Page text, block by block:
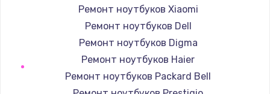
Ремонт платы питания
750 руб.
Заказать
Замена датчиков
Ремонт ноутбуков Xiaomi
Ремонт ноутбуков Dell
Ремонт ноутбуков Digma
Ремонт ноутбуков Haier
Ремонт ноутбуков Packard Bell